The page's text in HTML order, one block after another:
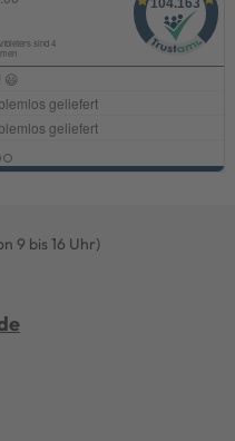
9 bis 16 Uhr)